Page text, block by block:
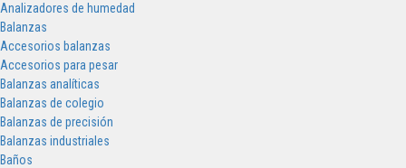
Analizadores de humedad
Balanzas
Accesorios balanzas
Accesorios para pesar
Balanzas analíticas
Balanzas de colegio
Balanzas de precisión
Balanzas industriales
Baños